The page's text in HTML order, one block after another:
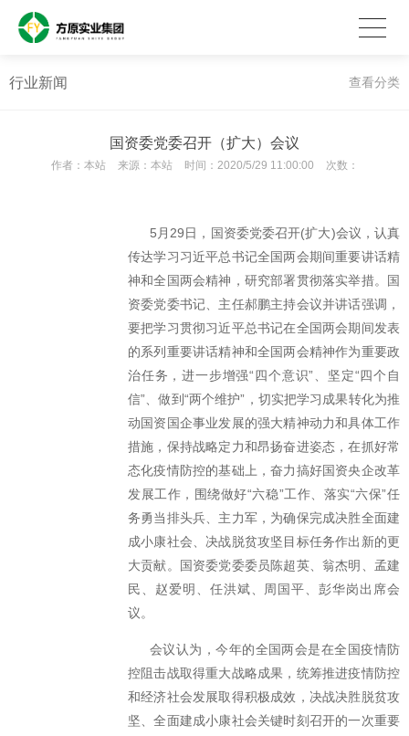
行业新闻 查看分类
国资委党委召开（扩大）会议
作者： 本站 来源： 本站 时间： 2020/5/29 11:00:00 次数：
5月29日，国资委党委召开(扩大)会议，认真
传达学习习近平总书记全国两会期间重要讲话精
神和全国两会精神，研究部署贯彻落实举措。国
资委党委书记、主任郝鹏主持会议并讲话强调，
要把学习贯彻习近平总书记在全国两会期间发表
的系列重要讲话精神和全国两会精神作为重要政
治任务，进一步增强“四个意识”、坚定“四个自
信”、做到“两个维护”，切实把学习成果转化为推
动国资国企事业发展的强大精神动力和具体工作
措施，保持战略定力和昂扬奋进姿态，在抓好常
态化疫情防控的基础上，奋力搞好国资央企改革
发展工作，围绕做好“六稳”工作、落实“六保”任
务勇当排头兵、主力军，为确保完成决胜全面建
成小康社会、决战脱贫攻坚目标任务作出新的更
大贡献。国资委党委委员陈超英、翁杰明、孟建
民、赵爱明、任洪斌、周国平、彭华岗出席会
议。
会议认为，今年的全国两会是在全国疫情防
控阻击战取得重大战略成果，统筹推进疫情防控
和经济社会发展取得积极成效，决战决胜脱贫攻
坚、全面建成小康社会关键时刻召开的一次重要